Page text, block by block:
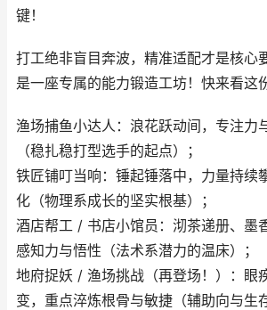
键！
打工绝非盲目奔波，精准适配才是核心
是一座专属的能力锻造工坊！快来看这
渔场捕鱼小达人：浪花跃动间，专注力
（稳扎稳打型选手的起点）；
铁匠铺叮当响：锤起锤落中，力量持续
化（物理系成长的坚实根基）；
酒店帮工 / 书店小馆员：沏茶递册、墨
感知力与悟性（法术系潜力的温床）；
地府捉妖 / 渔场挑战（再登场！）：眼
变，重点淬炼根骨与敏捷（辅助向与生